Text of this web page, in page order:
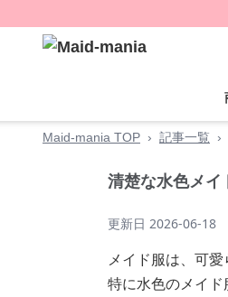
Maid-mania TOP › 記事一覧 ›
清楚な水色メイ
更新日 2026-06-18
メイド服は、可
特に水色のメイ